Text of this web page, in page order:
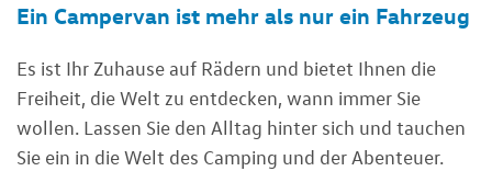
Ein Campervan ist mehr als nur ein Fahrzeug
Es ist Ihr Zuhause auf Rädern und bietet Ihnen die
Freiheit, die Welt zu entdecken, wann immer Sie
wollen. Lassen Sie den Alltag hinter sich und tauchen
Sie ein in die Welt des Camping und der Abenteuer.